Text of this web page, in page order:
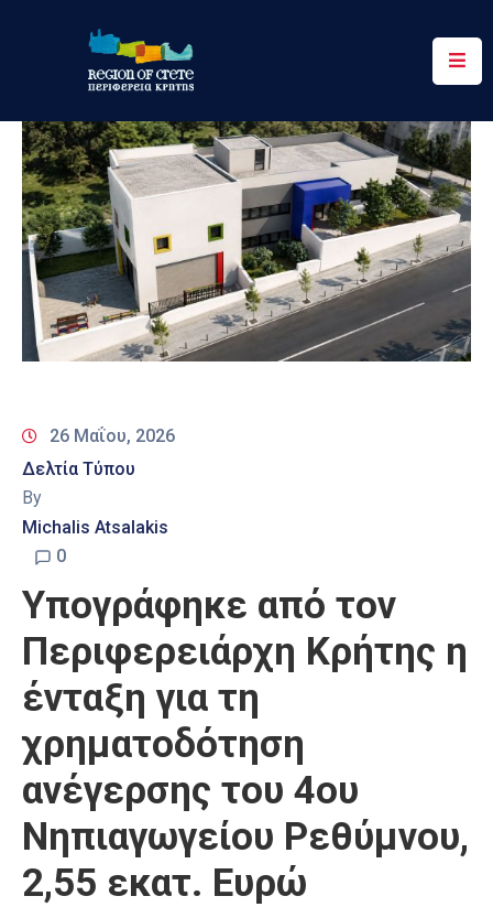
Περιφέρεια
Ενημέρωση
Έργα
&
Δράσεις
Ψηφιακές
Υπηρεσίες
26 Μαΐου, 2026
Δελτία Τύπου
By
Michalis Atsalakis
0
Υπογράφηκε από τον
Περιφερειάρχη Κρήτης η
ένταξη για τη
χρηματοδότηση
ανέγερσης του 4ου
Νηπιαγωγείου Ρεθύμνου,
2,55 εκατ. Ευρώ